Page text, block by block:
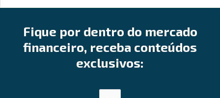
Fique por dentro do mercado
financeiro, receba conteúdos
exclusivos: